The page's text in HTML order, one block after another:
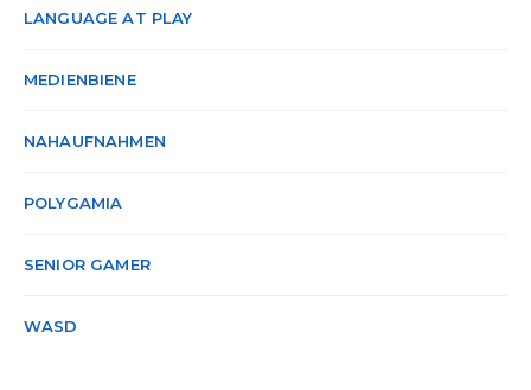
LANGUAGE AT PLAY
MEDIENBIENE
NAHAUFNAHMEN
POLYGAMIA
SENIOR GAMER
WASD